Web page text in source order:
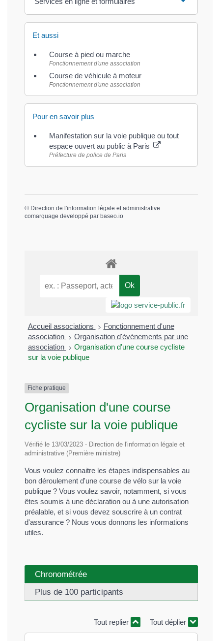
Et aussi
Course à pied ou marche
Fonctionnement d'une association
Course de véhicule à moteur
Fonctionnement d'une association
Pour en savoir plus
Manifestation sur la voie publique ou tout
espace ouvert au public à Paris
Préfecture de police de Paris
© Direction de l'information légale et administrative
comarquage developpé par baseo.io
Accueil associations > Fonctionnement d'une
association > Organisation d'événements par une
association > Organisation d'une course cycliste
sur la voie publique
Fiche pratique
Organisation d'une course
cycliste sur la voie publique
Vérifié le 13/03/2023 - Direction de l'information légale et
administrative (Première ministre)
Vous voulez connaitre les étapes indispensables au
bon déroulement d'une course de vélo sur la voie
publique ? Vous voulez savoir, notamment, si vous
êtes soumis à une déclaration ou à une autorisation
préalable, et si vous devez souscrire à un contrat
d'assurance ? Nous vous donnons les informations
utiles.
Chronométrée
Plus de 100 participants
Tout replier Tout déplier